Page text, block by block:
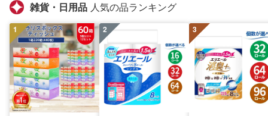
雑貨・日用品 人気の品ランキング
1 2 3